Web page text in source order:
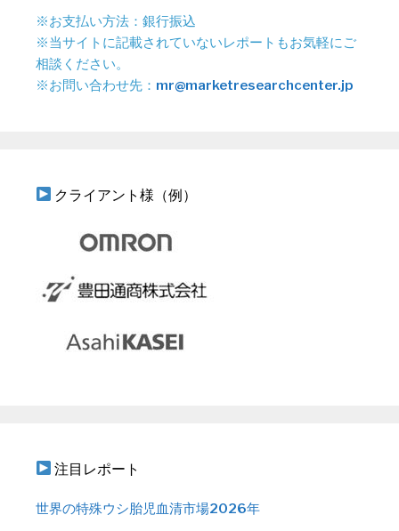
※お支払い方法：銀行振込
※当サイトに記載されていないレポートもお気軽にご
相談ください。
※お問い合わせ先： mr@marketresearchcenter.jp
クライアント様（例）
注目レポート
世界の特殊ウシ胎児血清市場2026年